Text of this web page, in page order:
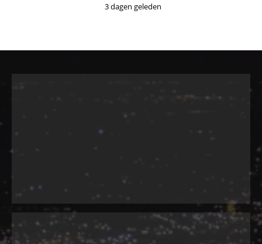
3 dagen geleden